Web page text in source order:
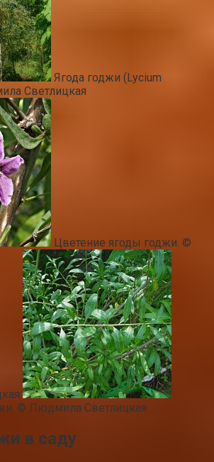
Ягода годжи (Lycium
Светлицкая
Цветение ягоды годжи. ©
© Людмила Светлицкая
в саду